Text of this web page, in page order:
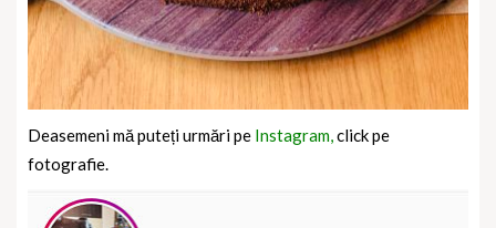
Deasemeni mă puteți urmări pe Instagram,click pe
fotografie.